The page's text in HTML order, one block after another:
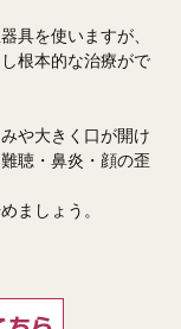
具を使いますが、
根本的な治療がで
や大きく口が開け
聴・鼻炎・顔の歪
ましょう。